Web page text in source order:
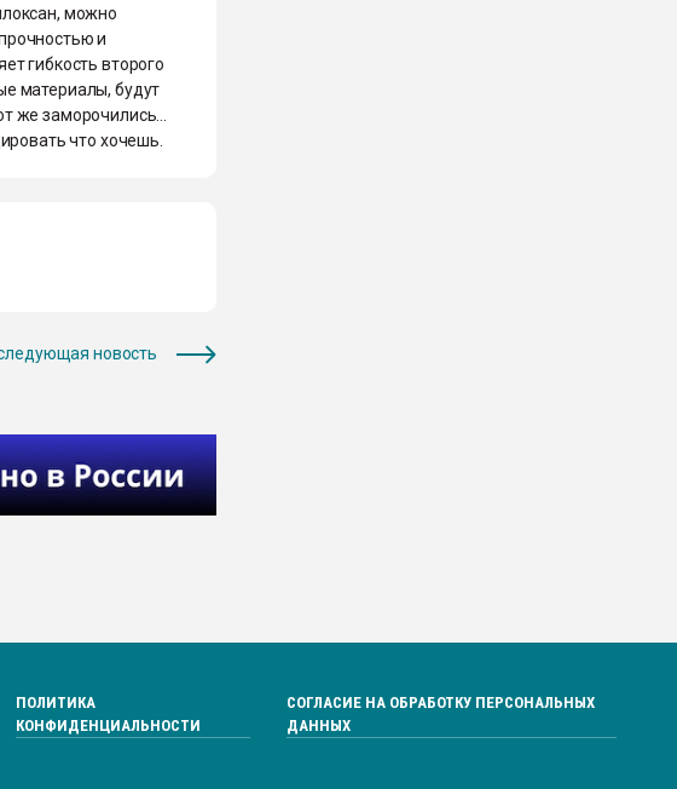
можно
и
гибкость второго
материалы, будут
же заморочились...
что хочешь.
новость
ПОЛИТИКА
КОНФИДЕНЦИАЛЬНОСТИ
СОГЛАСИЕ НА ОБРАБОТКУ ПЕРСОНАЛЬНЫХ
ДАННЫХ